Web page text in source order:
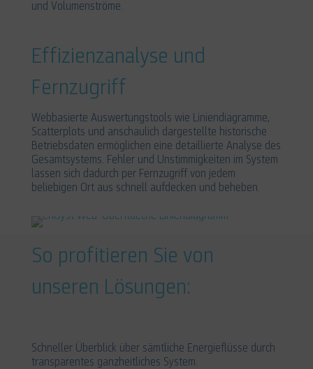
und Volumenströme.
Effizienzanalyse und
Fernzugriff
Webbasierte Auswertungstools wie Liniendiagramme,
Scatterplots und anschaulich dargestellte historische
Betriebsdaten ermöglichen eine detaillierte Analyse des
Gesamtsystems. Fehler und Unstimmigkeiten im System
lassen sich dadurch per Fernzugriff von jedem
beliebigen Ort aus schnell aufdecken und beheben.
So profitieren Sie von
unseren Lösungen:
Schneller Überblick über sämtliche Energieflüsse durch
transparentes ganzheitliches System.